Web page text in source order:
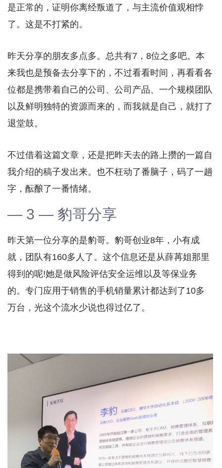
是正常的，证明你离经叛道了，与主流价值观相悖
了。这是不打紧的。
昨天分享的朋友多点多。总共有7，8位之多吧。本
来我也是预备去分享下的，不过看看时间，再看看各
位都是携带着自己的公司、公司产品、一个规模团队
以及鲜明独特的资源而来的，而我就是自己，就打了
退堂鼓。
不过借着这篇文章，还是把昨天去的路上攒的一篇自
我介绍的稿子发出来。也不枉动了番脑子，码了一趟
字，酝酿了一番情绪。
— 3 — 豹哥分享
昨天第一位分享的是豹哥。豹哥创业8年，小有成
就，团队有160多人了。这个信息还是从薛苒姐那里
得到的呢!她是做风险评估安全运维以及等保业务
的。专门应用于销售的手机销量累计都达到了10多
万台，光这个流水少说也得过亿了。